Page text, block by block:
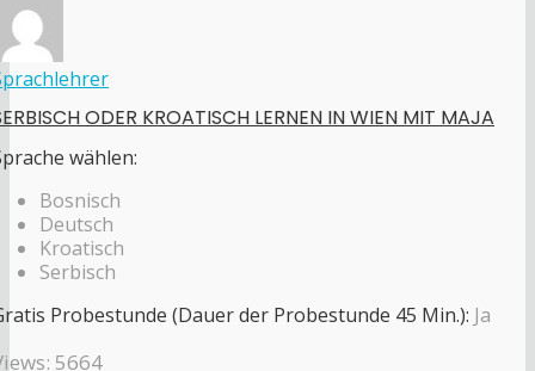
ODER KROATISCH LERNEN IN WIEN MIT MAJA
wählen:
Bosnisch
Deutsch
Kroatisch
Serbisch
Probestunde (Dauer der Probestunde 45 Min.): Ja
5664